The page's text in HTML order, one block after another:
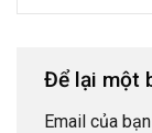
Để lại một
Email của